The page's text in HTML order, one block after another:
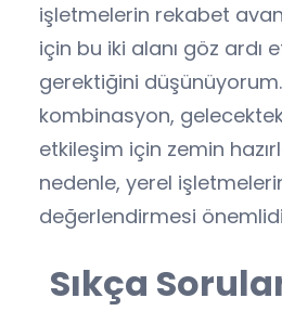
işletmelerin rekabet
için bu iki alanı göz ardı
gerektiğini düşünüyorum.
kombinasyon,
etkileşim için zemin
nedenle, yerel
değerlendirmesi
Sıkça